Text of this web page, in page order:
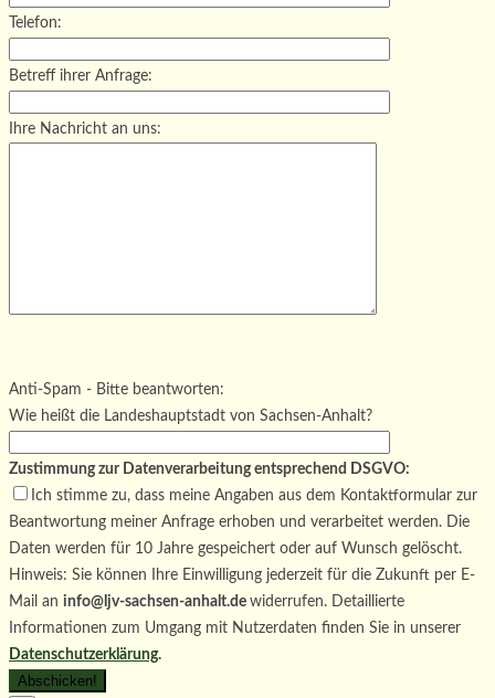
Telefon:
Betreff ihrer Anfrage:
Ihre Nachricht an uns:
Bitte lasse dieses Feld leer.
Anti-Spam - Bitte beantworten:
Wie heißt die Landeshauptstadt von Sachsen-Anhalt?
Zustimmung zur Datenverarbeitung entsprechend DSGVO:
Ich stimme zu, dass meine Angaben aus dem Kontaktformular zur
Beantwortung meiner Anfrage erhoben und verarbeitet werden. Die
Daten werden für 10 Jahre gespeichert oder auf Wunsch gelöscht.
Hinweis: Sie können Ihre Einwilligung jederzeit für die Zukunft per E-
Mail an info@ljv-sachsen-anhalt.de widerrufen. Detaillierte
Informationen zum Umgang mit Nutzerdaten finden Sie in unserer
Datenschutzerklärung.